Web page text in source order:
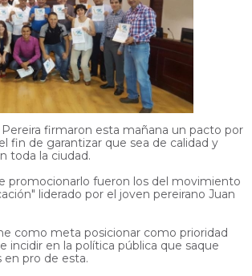
Pereira firmaron esta mañana un pacto por
fin de garantizar que sea de calidad y
toda la ciudad.
promocionarlo fueron los del movimiento
liderado por el joven pereirano Juan
como meta posicionar como prioridad
incidir en la política pública que saque
en pro de esta.